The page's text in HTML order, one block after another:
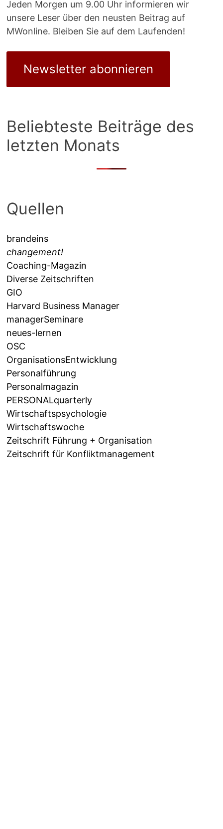
Jeden Morgen um 9.00 Uhr informieren wir
unsere Leser über den neusten Beitrag auf
MWonline. Bleiben Sie auf dem Laufenden!
Newsletter abonnieren
Beliebteste Beiträge des
letzten Monats
Quellen
brandeins
changement!
Coaching-Magazin
Diverse Zeitschriften
GIO
Harvard Business Manager
managerSeminare
neues-lernen
OSC
OrganisationsEntwicklung
Personalführung
Personalmagazin
PERSONALquarterly
Wirtschaftspsychologie
Wirtschaftswoche
Zeitschrift Führung + Organisation
Zeitschrift für Konfliktmanagement